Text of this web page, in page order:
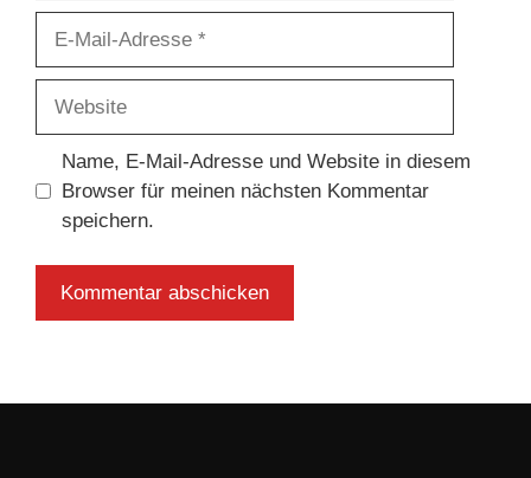
Adresse
Name, E-Mail-Adresse und Website in diesem
Browser für meinen nächsten Kommentar
speichern.